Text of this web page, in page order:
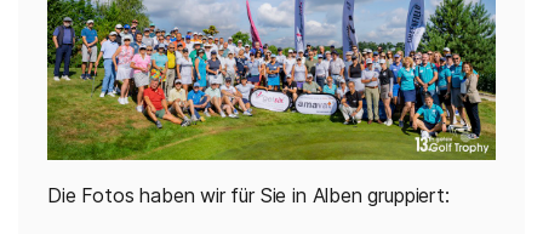
Die Fotos haben wir für Sie in Alben gruppiert: